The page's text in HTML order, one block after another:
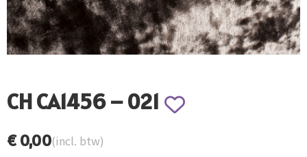
CH CA1456 – 021
€0,00(incl. btw)